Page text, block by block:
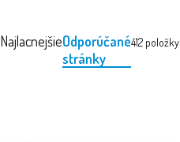
NajlacnejšieOdporúčané
stránky
412 položky